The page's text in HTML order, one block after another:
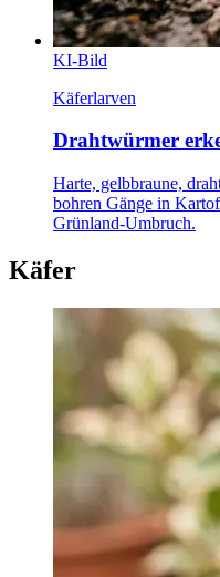
KI-Bild
Käferlarven
Drahtwürmer
Harte, gelbbraune,
bohren Gänge in
Grünland-Umbruch.
Käfer